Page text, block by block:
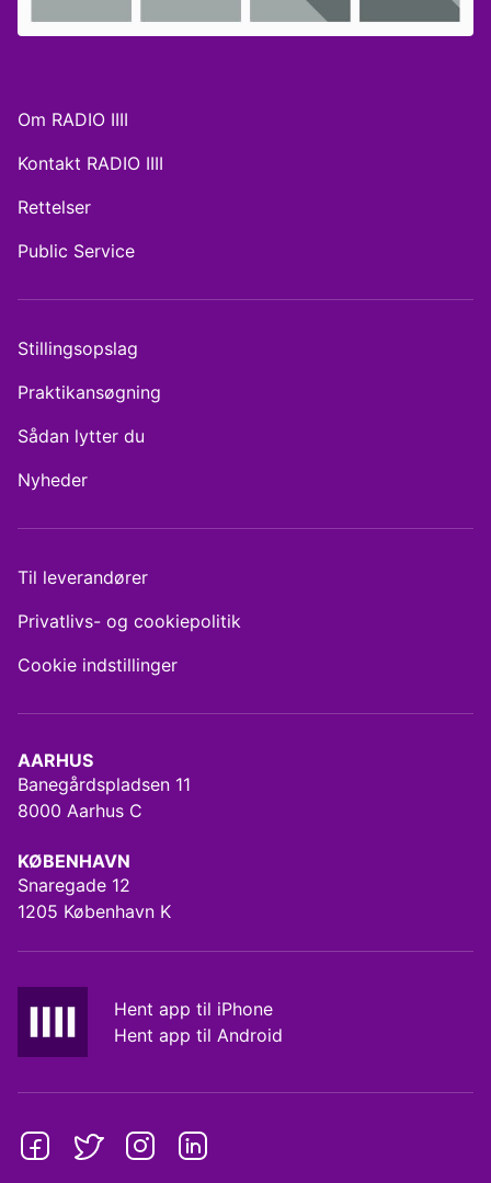
AARHUS
Banegårdspladsen 11
8000 Aarhus C
KØBENHAVN
Snaregade 12
1205 København K
Hent app til iPhone
Hent app til Android
Om RADIO IIII
Kontakt RADIO IIII
Rettelser
Public Service
Stillingsopslag
Praktikansøgning
Sådan lytter du
Nyheder
Til leverandører
Privatlivs- og cookiepolitik
Cookie indstillinger